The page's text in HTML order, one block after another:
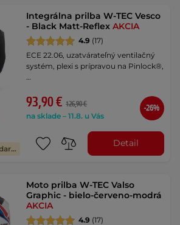
Výmena veľkosti zadarmo
Integrálna prilba W-TEC Vesco
- Black Matt-ReflexAKCIA
4.9 (17)
ECE 22.06, uzatvárateľný ventilačný
systém, plexi s prípravou na Pinlock®,
…
93,90 € 126,90 €
na sklade – 11.8. u Vás
-26%
Detail
Moto prilba W-TEC Valso
Graphic - bielo-červeno-modrá
AKCIA
4.9 (17)